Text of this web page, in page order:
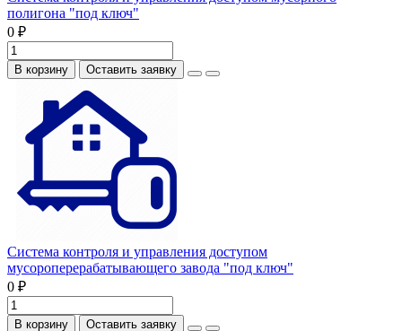
полигона "под ключ"
0 ₽
В корзину Оставить заявку
Система контроля и управления доступом
мусороперерабатывающего завода "под ключ"
0 ₽
В корзину Оставить заявку